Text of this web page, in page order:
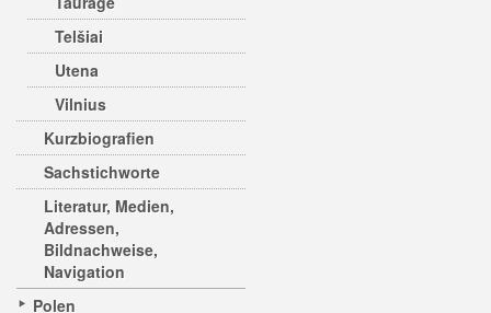
Telšiai
Utena
Vilnius
Kurzbiografien
Sachstichworte
Literatur, Medien,
Adressen,
Bildnachweise,
Navigation
Polen